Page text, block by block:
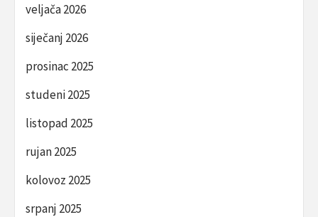
veljača 2026
siječanj 2026
prosinac 2025
studeni 2025
listopad 2025
rujan 2025
kolovoz 2025
srpanj 2025